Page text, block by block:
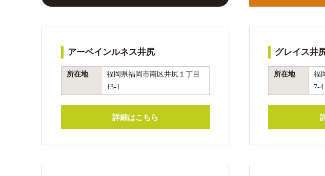
アーベインルネス井尻
所在地
福岡県福岡市南区井尻１丁目
13-1
詳細はこちら
グレイス井
所在地
福
7-4